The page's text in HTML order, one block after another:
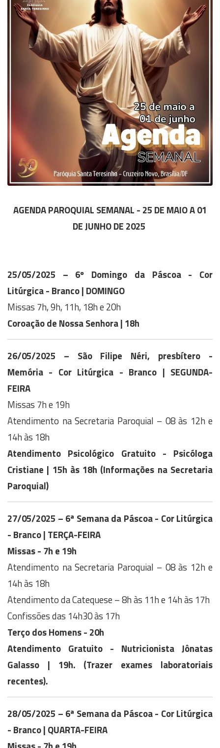
AGENDA PAROQUIAL SEMANAL - 25 DE MAIO A 01
DE JUNHO DE 2025
25/05/2025 – 6º Domingo da Páscoa - Cor
Litúrgica - Branco | DOMINGO
Missas 7h, 9h, 11h, 18h e 20h
Coroação de Nossa Senhora | 18h
26/05/2025 – São Filipe Néri, presbítero -
Memória - Cor Litúrgica - Branco | SEGUNDA-
FEIRA
Missas 7h e 19h
Atendimento na Secretaria Paroquial – 08 às 12h e
14h às 18h
Atendimento Psicológico Gratuito - Psicóloga
Cristiane | 15h às 18h (Informações na Secretaria
Paroquial)
27/05/2025 – 6ª Semana da Páscoa- Cor Litúrgica
- Branco | TERÇA-FEIRA
Missas - 7h e 19h
Atendimento na Secretaria Paroquial – 08 às 12h e
14h às 18h
Atendimento da Catequese – 8h às 11h e 14h às 17h
Confissões das 14h30 às 17h
Terço dos Homens - 20h
Atendimento Gratuito - Nutricionista Jônatas
Galasso | 19h. (Trazer exames laboratoriais
recentes).
28/05/2025 – 6ª Semana da Páscoa - Cor Litúrgica
- Branco | QUARTA-FEIRA